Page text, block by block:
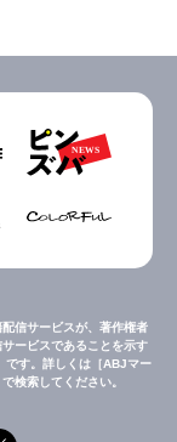
信サービスが、著作権者
ービスであることを示す
です。詳しくは［ABJマー
検索してください。